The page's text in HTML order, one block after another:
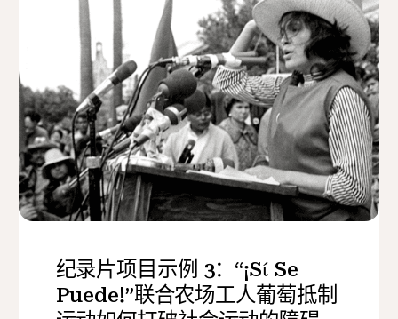
纪录片项目示例 3：“¡Sί Se
Puede!”联合农场工人葡萄抵制